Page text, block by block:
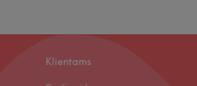
Klientams